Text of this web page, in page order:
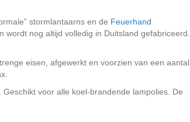
stormlantaarns en de Feuerhand
wordt nog altijd volledig in Duitsland gefabriceerd.
eisen, afgewerkt en voorzien van een aantal
voor alle koel-brandende lampolies. De